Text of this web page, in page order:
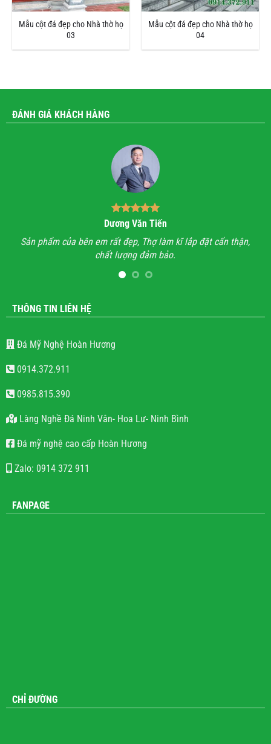
Mẫu cột đá đẹp cho Nhà thờ họ
03
Mẫu cột đá đẹp cho Nhà thờ họ
04
ĐÁNH GIÁ KHÁCH HÀNG
Dương Văn Tiến
Sản phẩm của bên em rất đẹp, Thợ làm kĩ lắp đặt cẩn thận,
chất lượng đảm bảo.
THÔNG TIN LIÊN HỆ
Đá Mỹ Nghệ Hoàn Hương
0914.372.911
0985.815.390
Làng Nghề Đá Ninh Vân- Hoa Lư- Ninh Bình
Đá mỹ nghệ cao cấp Hoàn Hương
Zalo: 0914 372 911
FANPAGE
CHỈ ĐƯỜNG